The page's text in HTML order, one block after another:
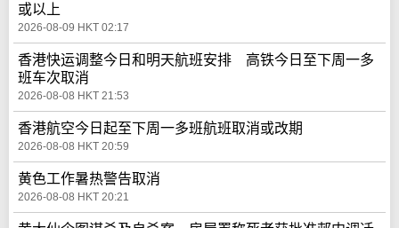
或以上
2026-08-09 HKT 02:17
香港快运调整今日和明天航班安排 高铁今日至下周一多
班车次取消
2026-08-08 HKT 21:53
香港航空今日起至下周一多班航班取消或改期
2026-08-08 HKT 20:59
黄色工作暑热警告取消
2026-08-08 HKT 20:21